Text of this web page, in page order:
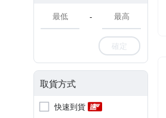
-
確定
取貨方式
快速到貨